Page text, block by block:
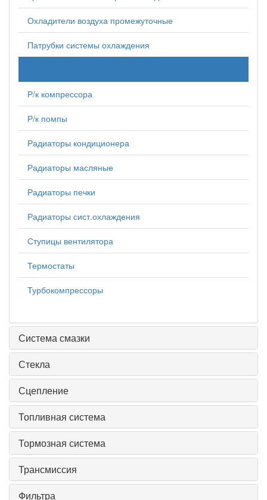
Охладители воздуха промежуточные
Патрубки системы охлаждения
Р/к компрессора
Р/к помпы
Радиаторы кондиционера
Радиаторы масляные
Радиаторы печки
Радиаторы сист.охлаждения
Ступицы вентилятора
Термостаты
Турбокомпрессоры
Система смазки
Стекла
Сцепление
Топливная система
Тормозная система
Трансмиссия
Фильтра